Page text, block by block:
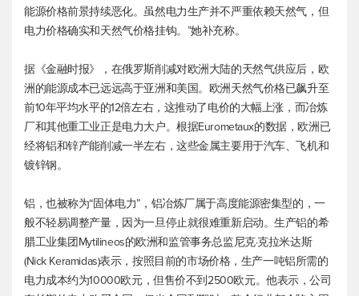
能源价格前景持续恶化。虽然电力生产并不严重依赖天然气，但
电力价格确实和天然气价格挂钩。”她补充称。
据《金融时报》，在俄罗斯削减对欧洲大陆的天然气供应后，欧
洲的能源成本已远远高于亚洲和美国。欧洲天然气价格已飙升至
前10年平均水平的12倍左右，这推动了电价的大幅上涨，而冶炼
厂和其他重工业正是电力大户。根据Eurometaux的数据，欧洲已
经将铝和锌产能削减一半左右，这些金属主要用于汽车、飞机和
镀锌钢。
铝，也被称为“固体电力”，铝冶炼厂属于高度能源密集型的，一
般不轻易调整产量，因为一旦停止就很难重新启动。生产铝的希
腊工业集团Mytilineos的欧洲和监管事务总监尼克·克拉米达斯
(Nick Keramidas)表示，按照目前的市场价格，生产一吨铝所需的
电力成本约为10000欧元，但售价不到2500欧元。他表示，公司